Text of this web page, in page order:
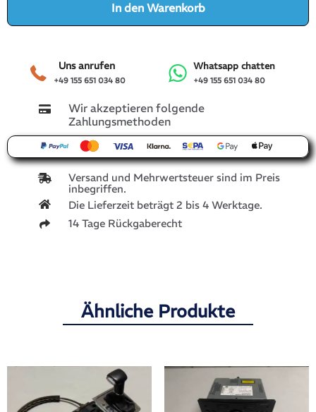
In den Warenkorb
+49 155 651 034 80
Uns anrufen
+49 155 651 034 80
Whatsapp chatten
Wir akzeptieren folgende
Zahlungsmethoden
Versand und Mehrwertsteuer sind im Preis
inbegriffen.
Die Lieferzeit beträgt 2 bis 4 Werktage.
14 Tage Rückgaberecht
Ähnliche Produkte